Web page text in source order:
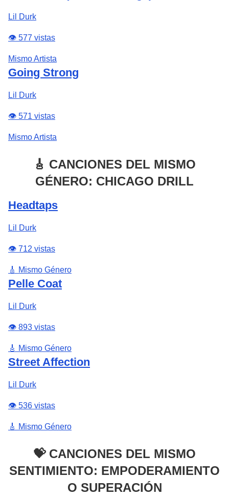
Lil Durk
👁️ 577 vistas
Mismo Artista
Going Strong
Lil Durk
👁️ 571 vistas
Mismo Artista
🎸 CANCIONES DEL MISMO
GÉNERO: CHICAGO DRILL
Headtaps
Lil Durk
👁️ 712 vistas
🎸 Mismo Género
Pelle Coat
Lil Durk
👁️ 893 vistas
🎸 Mismo Género
Street Affection
Lil Durk
👁️ 536 vistas
🎸 Mismo Género
💝 CANCIONES DEL MISMO
SENTIMIENTO: EMPODERAMIENTO
O SUPERACIÓN